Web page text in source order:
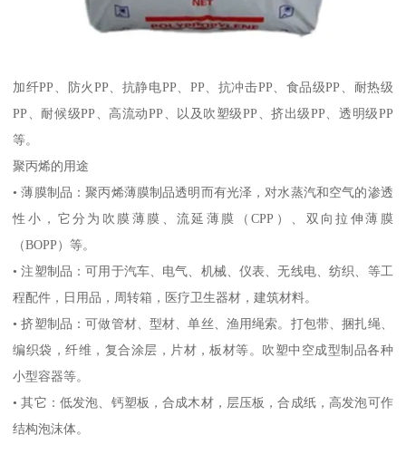
加纤PP 、防火 PP 、抗静电PP PP 、抗冲击PP 、食品级PP 、耐热级
PP 、耐候级PP 、高流动PP 、以及吹塑级PP 、挤出级PP 、透明级PP
等。
聚丙烯的用途
•薄膜制品：聚丙烯薄膜制品透明而有光泽，对水蒸汽和空气的渗透
性小，它分为吹膜薄膜、流延薄膜（CPP ）、双向拉伸薄膜
（BOPP ）等。
•注塑制品：可用于汽车、电气、机械、仪表、无线电、纺织、等工
程配件，日用品，周转箱，医疗卫生器材，建筑材料。
•挤塑制品：可做管材、型材、单丝、渔用绳索。打包带、捆扎绳、
编织袋，纤维，复合涂层，片材，板材等。吹塑中空成型制品各种
小型容器等。
•其它：低发泡、钙塑板，合成木材，层压板，合成纸，高发泡可作
结构泡沫体。